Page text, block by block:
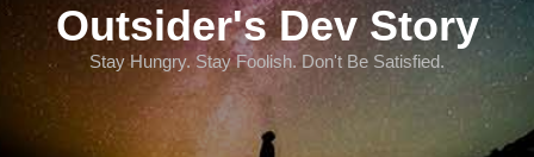
Outsider's Dev Story
Stay Hungry. Stay Foolish. Don't Be Satisfied.